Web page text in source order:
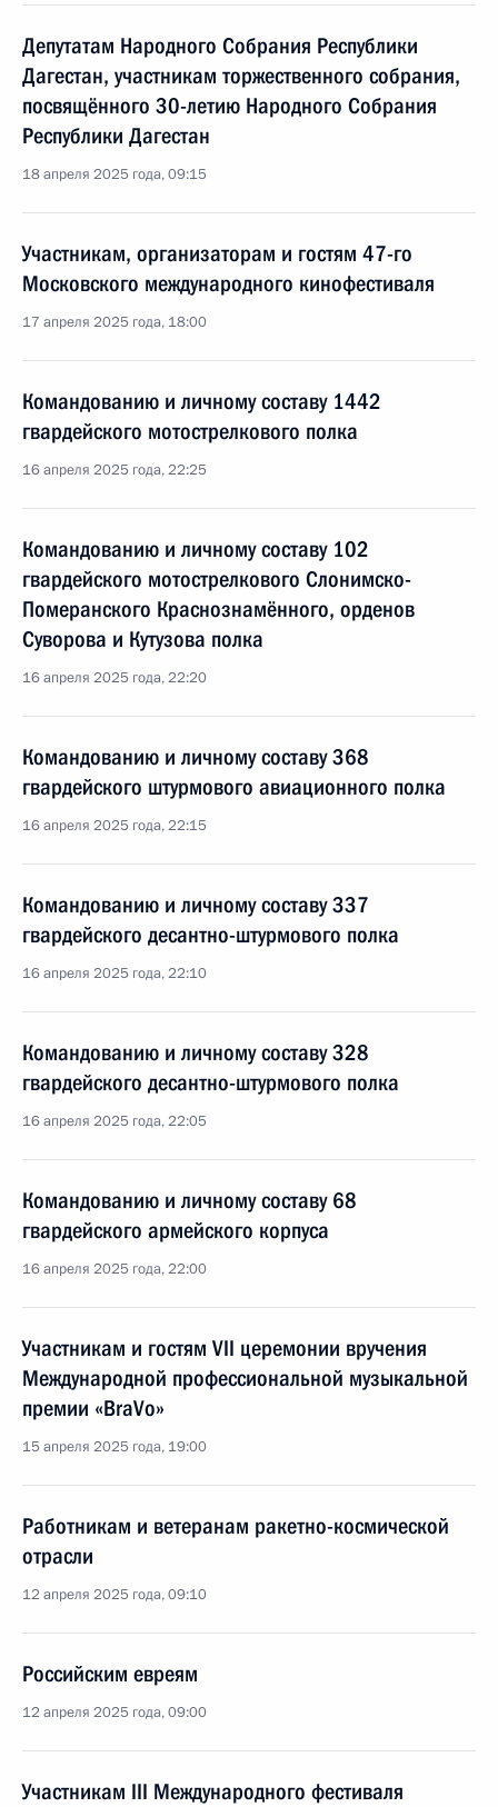
Депутатам Народного Собрания Республики
Дагестан, участникам торжественного собрания,
посвящённого 30-летию Народного Собрания
Республики Дагестан
18 апреля 2025 года, 09:15
Участникам, организаторам и гостям 47-го
Московского международного кинофестиваля
17 апреля 2025 года, 18:00
Командованию и личному составу 1442
гвардейского мотострелкового полка
16 апреля 2025 года, 22:25
Командованию и личному составу 102
гвардейского мотострелкового Слонимско-
Померанского Краснознамённого, орденов
Суворова и Кутузова полка
16 апреля 2025 года, 22:20
Командованию и личному составу 368
гвардейского штурмового авиационного полка
16 апреля 2025 года, 22:15
Командованию и личному составу 337
гвардейского десантно-штурмового полка
16 апреля 2025 года, 22:10
Командованию и личному составу 328
гвардейского десантно-штурмового полка
16 апреля 2025 года, 22:05
Командованию и личному составу 68
гвардейского армейского корпуса
16 апреля 2025 года, 22:00
Участникам и гостям VII церемонии вручения
Международной профессиональной музыкальной
премии «BraVo»
15 апреля 2025 года, 19:00
Работникам и ветеранам ракетно-космической
отрасли
12 апреля 2025 года, 09:10
Российским евреям
12 апреля 2025 года, 09:00
Участникам III Международного фестиваля